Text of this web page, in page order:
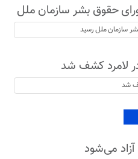
حقوق بشر سازمان ملل
می‌شود